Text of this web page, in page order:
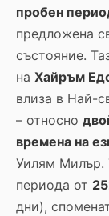
пробен
предложена
състояние.
на Хайръм
влиза в Най-
– относно
времена на
Уилям Милър.
периода от
дни),